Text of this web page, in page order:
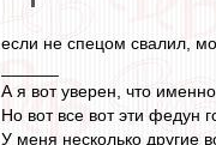
если не спецом свалил,
А я вот уверен, что
Но вот все вот эти федун
У меня несколько другие